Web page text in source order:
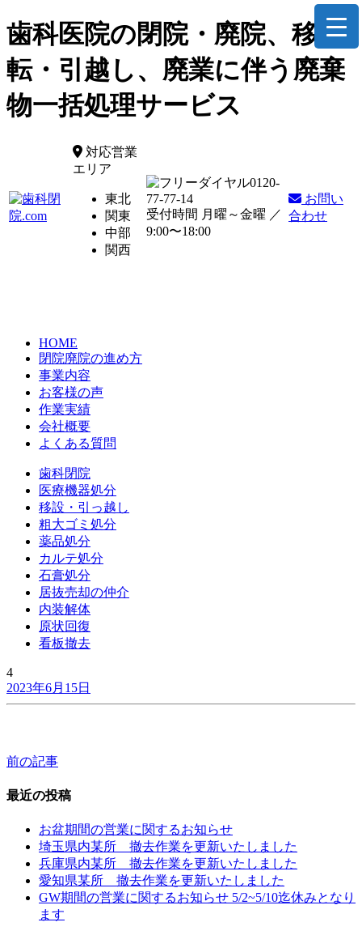
歯科医院の閉院・廃院、移
転・引越し、廃業に伴う廃棄
物一括処理サービス
対応営業
エリア
東北
関東
中部
関西
0120-
77-77-14
受付時間 月曜～金曜 ／
9:00〜18:00
お問い
合わせ
HOME
閉院廃院の進め方
事業内容
お客様の声
作業実績
会社概要
よくある質問
歯科閉院
医療機器処分
移設・引っ越し
粗大ゴミ処分
薬品処分
カルテ処分
石膏処分
居抜売却の仲介
内装解体
原状回復
看板撤去
4
2023年6月15日
投
稿
前の記事
最近の投稿
お盆期間の営業に関するお知らせ
埼玉県内某所 撤去作業を更新いたしました
兵庫県内某所 撤去作業を更新いたしました
愛知県某所 撤去作業を更新いたしました
GW期間の営業に関するお知らせ 5/2~5/10迄休みとなり
ます